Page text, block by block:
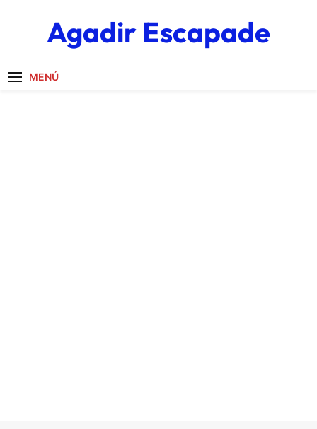
contenidoAgadir Escapade
MENÚ